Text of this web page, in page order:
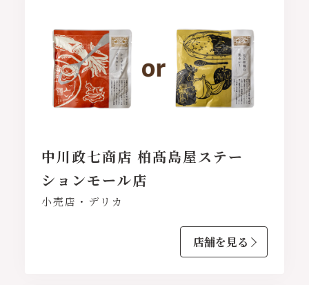
中川政七商店 柏髙島屋ステー
ションモール店
小売店・デリカ
店舗を見る